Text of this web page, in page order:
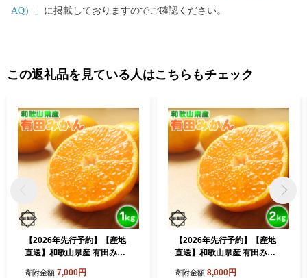
AQ）」 に掲載しておりますのでご確認ください。
この返礼品を見ている人はこちらもチェック
【2026年先行予約】【産地
直送】和歌山県産 有田みか
寄附金額 7,000円
【2026年先行予約】【産地
直送】和歌山県産 有田みか
寄附金額 8,000円